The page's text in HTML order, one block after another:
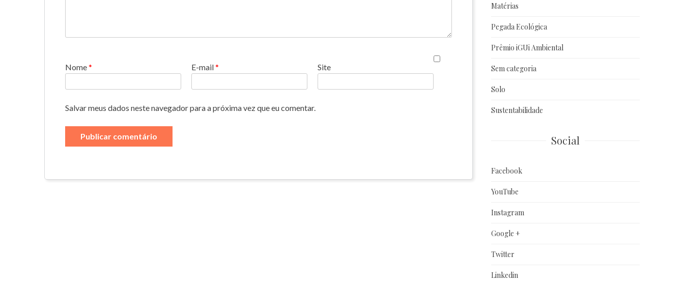
Nome* E-mail* Site
Salvar meus dados neste navegador para a próxima vez que eu comentar.
Matérias
Pegada Ecológica
Prêmio iGUi Ambiental
Sem categoria
Solo
Sustentabilidade
Social
Facebook
YouTube
Instagram
Google +
Twitter
Linkedin